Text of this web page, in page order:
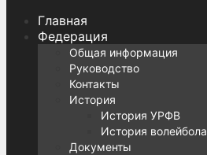
Главная
Федерация
Общая информация
Руководство
Контакты
История
История УРФВ
История волейбола
Документы